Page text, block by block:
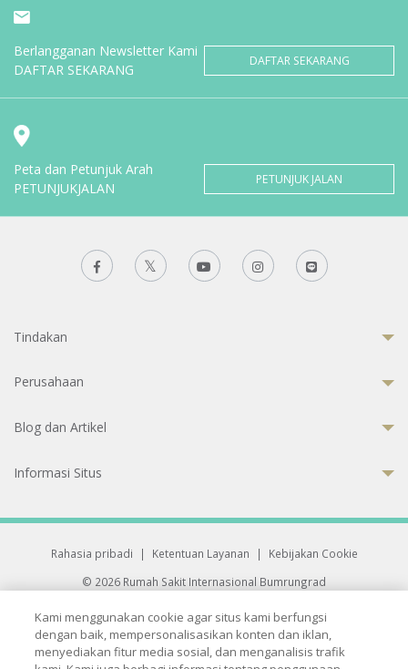
Berlangganan Newsletter Kami
DAFTAR SEKARANG
DAFTAR SEKARANG
Peta dan Petunjuk Arah
PETUNJUKJALAN
PETUNJUK JALAN
Tindakan
Perusahaan
Blog dan Artikel
Informasi Situs
Rahasia pribadi | Ketentuan Layanan |
Kebijakan Cookie
© 2026 Rumah Sakit Internasional Bumrungrad
33 Sukhumvit 3, Wattana, Bangkok 10110 Thailand.
All rights reserved.
Kami menggunakan cookie agar situs kami berfungsi
dengan baik, mempersonalisasikan konten dan iklan,
menyediakan fitur media sosial, dan menganalisis trafik